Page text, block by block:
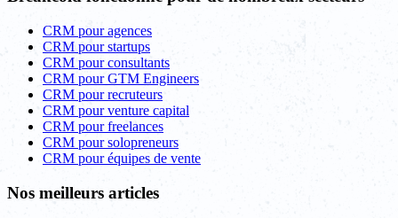
CRM pour agences
CRM pour startups
CRM pour consultants
CRM pour GTM Engineers
CRM pour recruteurs
CRM pour venture capital
CRM pour freelances
CRM pour solopreneurs
CRM pour équipes de vente
Nos meilleurs articles